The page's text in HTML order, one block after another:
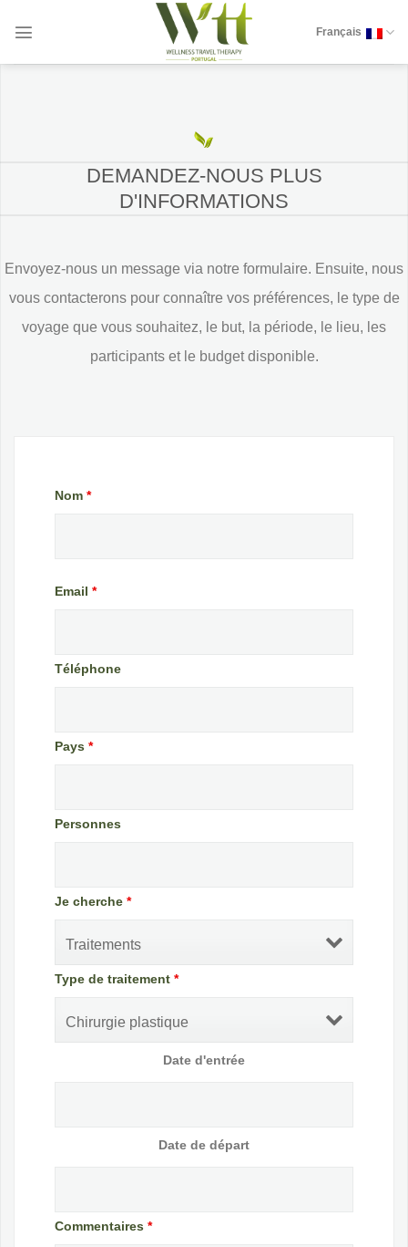
Français
DEMANDEZ-NOUS PLUS
D'INFORMATIONS
Envoyez-nous un message via notre formulaire. Ensuite, nous
vous contacterons pour connaître vos préférences, le type de
voyage que vous souhaitez, le but, la période, le lieu, les
participants et le budget disponible.
Nom *
Email *
Téléphone
Pays *
Personnes
Je cherche *
Type de traitement *
Date d'entrée
Date de départ
Commentaires *